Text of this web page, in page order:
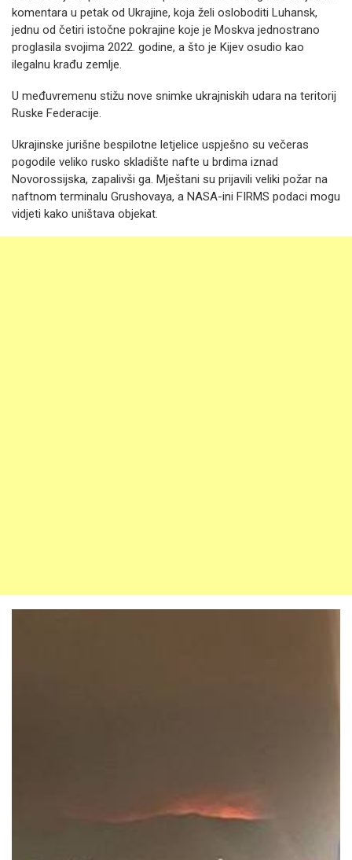
komentara u petak od Ukrajine, koja želi osloboditi Luhansk,
jednu od četiri istočne pokrajine koje je Moskva jednostrano
proglasila svojima 2022. godine, a što je Kijev osudio kao
ilegalnu krađu zemlje.
U međuvremenu stižu nove snimke ukrajniskih udara na teritorij
Ruske Federacije.
Ukrajinske jurišne bespilotne letjelice uspješno su večeras
pogodile veliko rusko skladište nafte u brdima iznad
Novorossijska, zapalivši ga. Mještani su prijavili veliki požar na
naftnom terminalu Grushovaya, a NASA-ini FIRMS podaci mogu
vidjeti kako uništava objekat.